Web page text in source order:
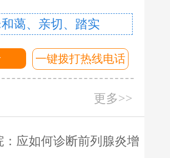
蔼、亲切、踏实
一键拨打热线电话
更多>>
应如何诊断前列腺炎增